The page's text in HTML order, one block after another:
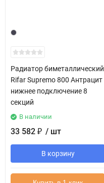
Радиатор биметаллический
Rifar Supremo 800 Антрацит
нижнее подключение 8
секций
В наличии
33 582 ₽ / шт
В корзину